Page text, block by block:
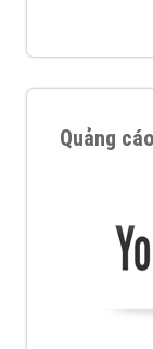
Quảng